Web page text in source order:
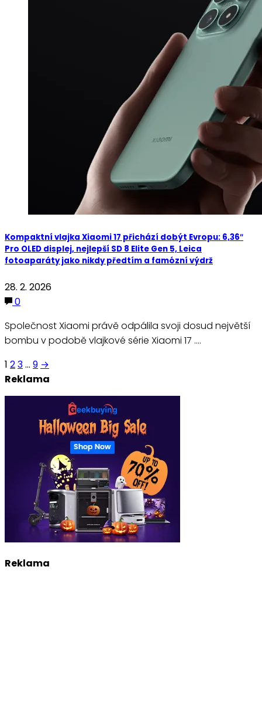
Kompaktní vlajka Xiaomi 17 přichází dobýt Evropu: 6,36″
Pro OLED displej, nejlepší SD 8 Elite Gen 5, Leica
fotoaparáty jako nikdy předtím a famózní výdrž
28. 2. 2026
0
Společnost Xiaomi právě odpálila svoji dosud největší
bombu v podobě vlajkové série Xiaomi 17 .…
Stránkování
příspěvků
1 23… 9 →
Reklama
Reklama